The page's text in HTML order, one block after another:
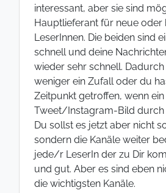
interessant, aber sie sind
Hauptlieferant für neue oder
LeserInnen. Die beiden sind
schnell und deine
wieder sehr schnell.
weniger ein Zufall oder du
Zeitpunkt getroffen, wenn ein
Tweet/Instagram-Bild durch
Du sollst es jetzt aber nicht
sondern die Kanäle weiter
jede/r LeserIn der zu Dir
und gut. Aber es sind eben
die wichtigsten Kanäle.